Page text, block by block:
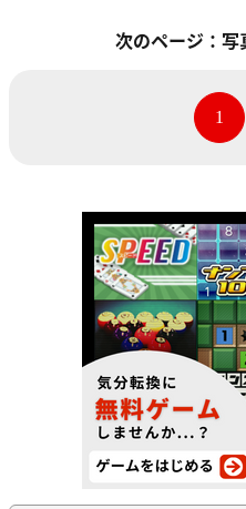
次のページ：写
1